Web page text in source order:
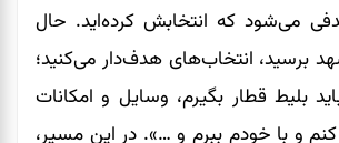
می‌شود که انتخابش کرده‌اید. حال
برسید، انتخاب‌های هدف‌دار می‌کنید؛
بلیط قطار بگیرم، وسایل و امکانات
کنم و با خودم ببرم و …». در این مسیر،